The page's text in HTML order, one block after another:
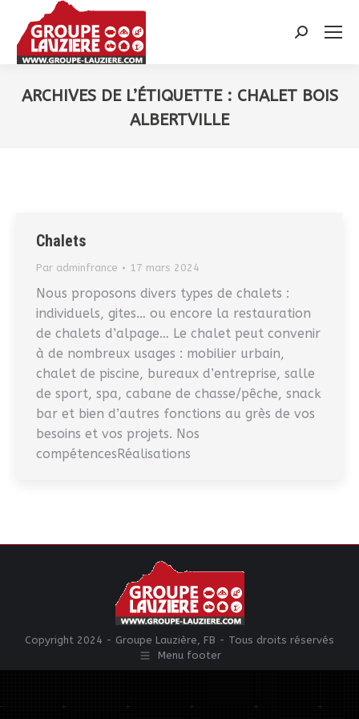
Recherche
ARCHIVES DE L’ÉTIQUETTE : CHALET BOIS
ALBERTVILLE
Chalets
Par adminfrance 17 mars 2024
Nous proposons divers types de chalets :
individuels, gites… ou encore la restauration
de chalets d’alpage… Le chalet peut convenir
à de nombreux usages : mobilier urbain,
chalet de piscine, bureaux d’entreprise, salle
de sport, spa, cabane de chasse/pêche, snack
bar et bien d’autres fonctions au grès de vos
besoins et vos projets. Nos
compétencesRéalisations
Copyright 2024 - Groupe Lauzière, FB - Tous droits réservés
Menu footer